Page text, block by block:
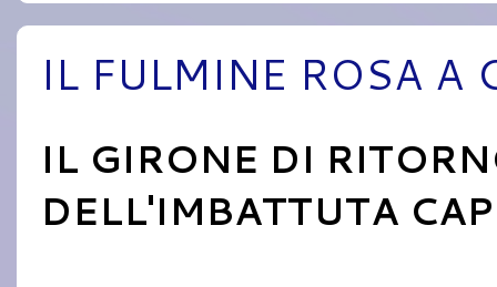
IL FULMINE ROSA A
IL GIRONE DI
DELL'IMBATTUTA